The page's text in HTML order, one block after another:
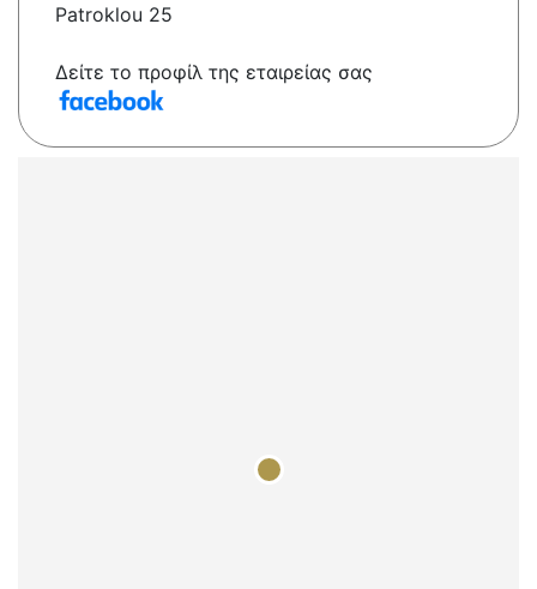
Patroklou 25
Δείτε το προφίλ της εταιρείας σας